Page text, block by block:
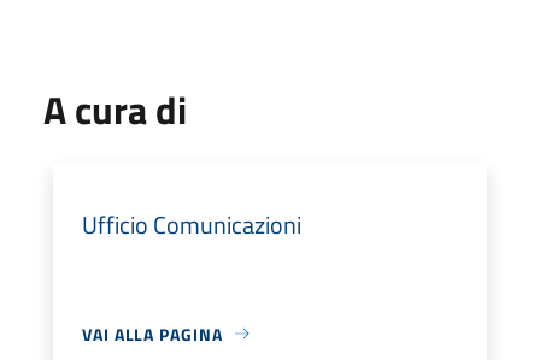
A cura di
Ufficio Comunicazioni
VAI ALLA PAGINA